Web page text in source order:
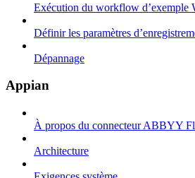
Exécution du workflow d’exemple
Définir les paramètres
Dépannage
Appian
À propos du connecteur ABBYY
Architecture